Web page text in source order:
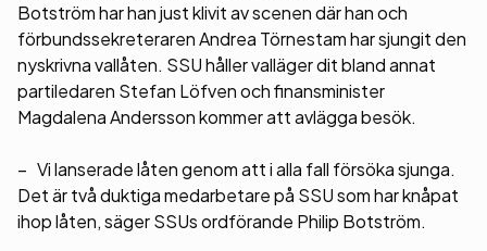
Botström har han just klivit av scenen där han och
förbundssekreteraren Andrea Törnestam har sjungit den
nyskrivna vallåten. SSU håller valläger dit bland annat
partiledaren Stefan Löfven och finansminister
Magdalena Andersson kommer att avlägga besök.
– Vi lanserade låten genom att i alla fall försöka sjunga.
Det är två duktiga medarbetare på SSU som har knåpat
ihop låten, säger SSUs ordförande Philip Botström.